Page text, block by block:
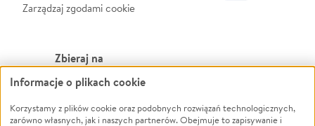
Zarządzaj zgodami cookie
Zbieraj na
Leczenie
Zwierzęta
Powódź
Informacje o plikach cookie
Korzystamy z plików cookie oraz podobnych rozwiązań technologicznych,
zarówno własnych, jak i naszych partnerów. Obejmuje to zapisywanie i